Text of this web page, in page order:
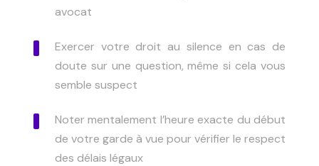
avocat
Exercer votre droit au silence en cas de
doute sur une question, même si cela vous
semble suspect
Noter mentalement l’heure exacte du début
de votre garde à vue pour vérifier le respect
des délais légaux